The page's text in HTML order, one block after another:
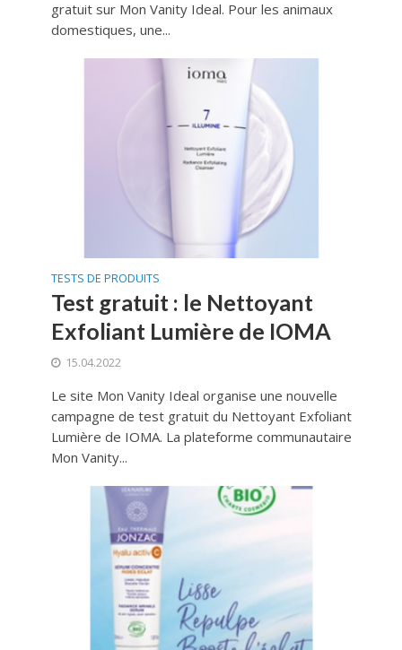
gratuit sur Mon Vanity Ideal. Pour les animaux
domestiques, une...
TESTS DE PRODUITS
Test gratuit : le Nettoyant
Exfoliant Lumière de IOMA
15.04.2022
Le site Mon Vanity Ideal organise une nouvelle
campagne de test gratuit du Nettoyant Exfoliant
Lumière de IOMA. La plateforme communautaire
Mon Vanity...